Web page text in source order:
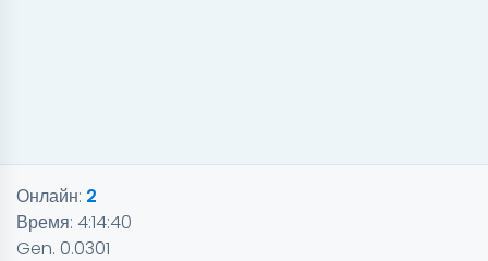
Онлайн: 2
Время: 4:14:40
Gen. 0.0301